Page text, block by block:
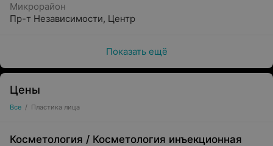
Микрорайон
Пр-т Независимости, Центр
Показать ещё
Цены
Все / Пластика лица
Косметология / Косметология инъекционная